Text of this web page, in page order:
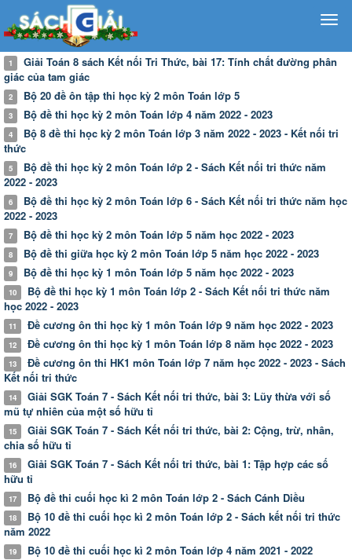
1 Giải Toán 8 sách Kết nối Tri Thức, bài 17: Tính chất đường phân
giác của tam giác
2 Bộ 20 đề ôn tập thi học kỳ 2 môn Toán lớp 5
3 Bộ đề thi học kỳ 2 môn Toán lớp 4 năm 2022 - 2023
4 Bộ 8 đề thi học kỳ 2 môn Toán lớp 3 năm 2022 - 2023 - Kết nối tri
thức
5 Bộ đề thi học kỳ 2 môn Toán lớp 2 - Sách Kết nối tri thức năm
2022 - 2023
6 Bộ đề thi học kỳ 2 môn Toán lớp 6 - Sách Kết nối tri thức năm học
2022 - 2023
7 Bộ đề thi học kỳ 2 môn Toán lớp 5 năm học 2022 - 2023
8 Bộ đề thi giữa học kỳ 2 môn Toán lớp 5 năm học 2022 - 2023
9 Bộ đề thi học kỳ 1 môn Toán lớp 5 năm học 2022 - 2023
10 Bộ đề thi học kỳ 1 môn Toán lớp 2 - Sách Kết nối tri thức năm
học 2022 - 2023
11 Đề cương ôn thi học kỳ 1 môn Toán lớp 9 năm học 2022 - 2023
12 Đề cương ôn thi học kỳ 1 môn Toán lớp 8 năm học 2022 - 2023
13 Đề cương ôn thi HK1 môn Toán lớp 7 năm học 2022 - 2023 - Sách
Kết nối tri thức
14 Giải SGK Toán 7 - Sách Kết nối tri thức, bài 3: Lũy thừa với số
mũ tự nhiên của một số hữu tỉ
15 Giải SGK Toán 7 - Sách Kết nối tri thức, bài 2: Cộng, trừ, nhân,
chia số hữu tỉ
16 Giải SGK Toán 7 - Sách Kết nối tri thức, bài 1: Tập hợp các số
hữu tỉ
17 Bộ đề thi cuối học kì 2 môn Toán lớp 2 - Sách Cánh Diều
18 Bộ 10 đề thi cuối học kì 2 môn Toán lớp 2 - Sách kết nối tri thức
năm 2022
19 Bộ 10 đề thi cuối học kì 2 môn Toán lớp 4 năm 2021 - 2022